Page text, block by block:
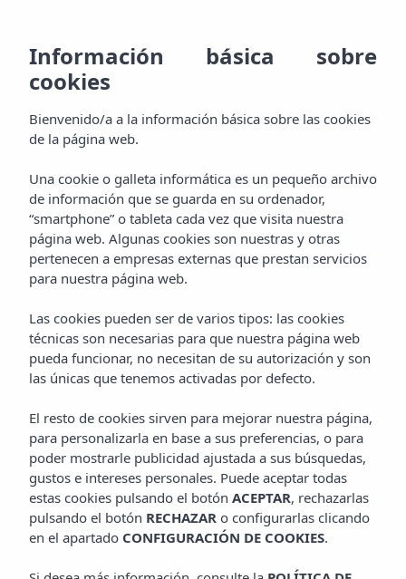
MENU
EN
FR
000
Descansa
Experimenta
Paquetes
Mímate
Aquaplus Spa
Degusta
Celebra
Eventos
Aprovecha
Contempla
Galería
Información básica sobre
cookies
Bienvenido/a a la información básica sobre las cookies
de la página web.
Una cookie o galleta informática es un pequeño archivo
de información que se guarda en su ordenador,
“smartphone” o tableta cada vez que visita nuestra
página web. Algunas cookies son nuestras y otras
pertenecen a empresas externas que prestan servicios
para nuestra página web.
Las cookies pueden ser de varios tipos: las cookies
técnicas son necesarias para que nuestra página web
pueda funcionar, no necesitan de su autorización y son
las únicas que tenemos activadas por defecto.
El resto de cookies sirven para mejorar nuestra página,
para personalizarla en base a sus preferencias, o para
poder mostrarle publicidad ajustada a sus búsquedas,
gustos e intereses personales. Puede aceptar todas
estas cookies pulsando el botón ACEPTAR, rechazarlas
pulsando el botón RECHAZAR o configurarlas clicando
en el apartado CONFIGURACIÓN DE COOKIES.